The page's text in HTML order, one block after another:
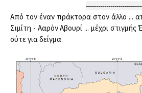
Από τον έναν πράκτορα στον άλλο ...
Σιμίτη - Ααρόν Αβουρί ... μέχρι
ούτε για δείγμα